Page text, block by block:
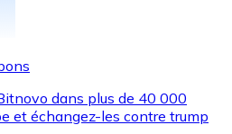
dans plus de 40 000
et échangez-les contre trump